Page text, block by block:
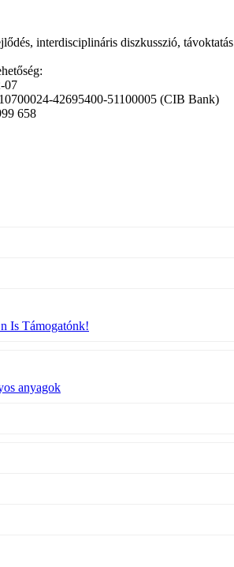
interdisciplináris diszkusszió,
07
42695400-51100005 (CIB Bank)
658
Is Támogatónk!
anyagok